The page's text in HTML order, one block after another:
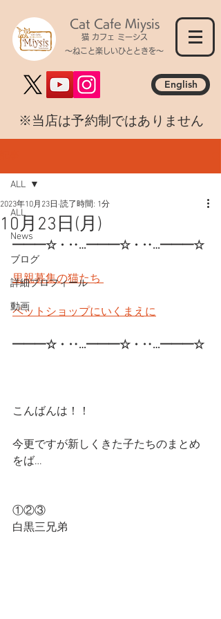
Cat Cafe Miysis
猫 カフェ ミーシス
～ねこと楽しいひとときを～
English
​※当店は予約制ではありません
ALL
News
ブログ
詳細プロフィール
動画
ALL
10月23日(月)
2023年10月23日 読了時間: 1分
━━━☆・‥…━━━☆・‥…━━━☆
里親募集の猫たち
ペットショップにいくまえに
━━━☆・‥…━━━☆・‥…━━━☆
こんばんは！！
今更ですが新しくきた子たちのまとめ
をば…
①②③
白黒三兄弟